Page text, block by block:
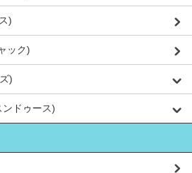
)
ック)
)
ドゥース)